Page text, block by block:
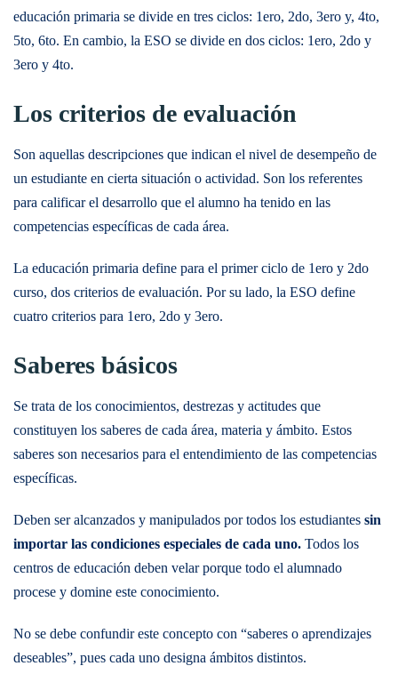
educación primaria se divide en tres ciclos: 1ero, 2do, 3ero y, 4to,
5to, 6to. En cambio, la ESO se divide en dos ciclos: 1ero, 2do y
3ero y 4to.
Los criterios de evaluación
Son aquellas descripciones que indican el nivel de desempeño de
un estudiante en cierta situación o actividad. Son los referentes
para calificar el desarrollo que el alumno ha tenido en las
competencias específicas de cada área.
La educación primaria define para el primer ciclo de 1ero y 2do
curso, dos criterios de evaluación. Por su lado, la ESO define
cuatro criterios para 1ero, 2do y 3ero.
Saberes básicos
Se trata de los conocimientos, destrezas y actitudes que
constituyen los saberes de cada área, materia y ámbito. Estos
saberes son necesarios para el entendimiento de las competencias
específicas.
Deben ser alcanzados y manipulados por todos los estudiantes sin
importar las condiciones especiales de cada uno. Todos los
centros de educación deben velar porque todo el alumnado
procese y domine este conocimiento.
No se debe confundir este concepto con “saberes o aprendizajes
deseables”, pues cada uno designa ámbitos distintos.